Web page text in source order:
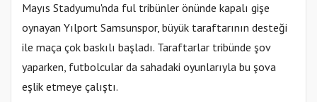
Mayıs Stadyumu'nda ful tribünler önünde kapalı gişe
oynayan Yılport Samsunspor, büyük taraftarının desteği
ile maça çok baskılı başladı. Taraftarlar tribünde şov
yaparken, futbolcular da sahadaki oyunlarıyla bu şova
eşlik etmeye çalıştı.